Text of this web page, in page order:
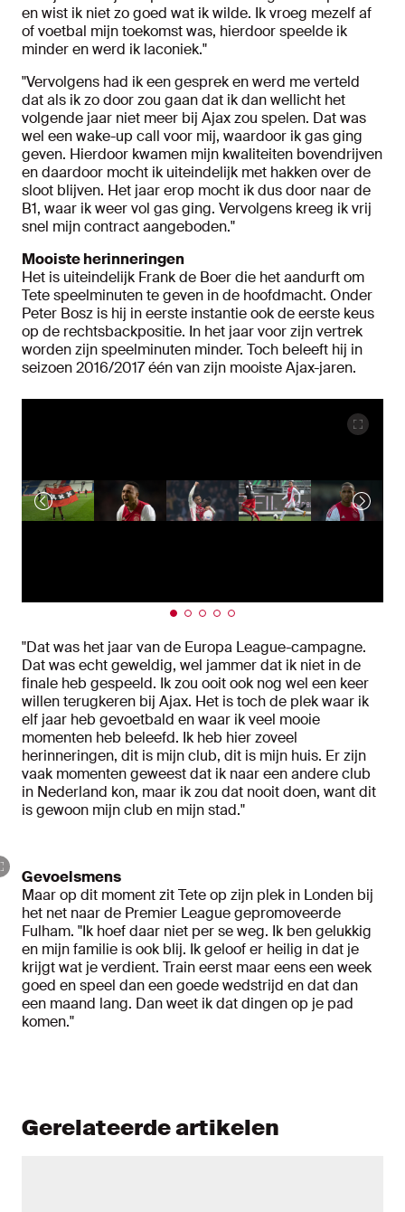
en wist ik niet zo goed wat ik wilde. Ik vroeg mezelf af
of voetbal mijn toekomst was, hierdoor speelde ik
minder en werd ik laconiek."
"Vervolgens had ik een gesprek en werd me verteld
dat als ik zo door zou gaan dat ik dan wellicht het
volgende jaar niet meer bij Ajax zou spelen. Dat was
wel een wake-up call voor mij, waardoor ik gas ging
geven. Hierdoor kwamen mijn kwaliteiten bovendrijven
en daardoor mocht ik uiteindelijk met hakken over de
sloot blijven. Het jaar erop mocht ik dus door naar de
B1, waar ik weer vol gas ging. Vervolgens kreeg ik vrij
snel mijn contract aangeboden."
Mooiste herinneringen
Het is uiteindelijk Frank de Boer die het aandurft om
Tete speelminuten te geven in de hoofdmacht. Onder
Peter Bosz is hij in eerste instantie ook de eerste keus
op de rechtsbackpositie. In het jaar voor zijn vertrek
worden zijn speelminuten minder. Toch beleeft hij in
seizoen 2016/2017 één van zijn mooiste Ajax-jaren.
"Dat was het jaar van de Europa League-campagne.
Dat was echt geweldig, wel jammer dat ik niet in de
finale heb gespeeld. Ik zou ooit ook nog wel een keer
willen terugkeren bij Ajax. Het is toch de plek waar ik
elf jaar heb gevoetbald en waar ik veel mooie
momenten heb beleefd. Ik heb hier zoveel
herinneringen, dit is mijn club, dit is mijn huis. Er zijn
vaak momenten geweest dat ik naar een andere club
in Nederland kon, maar ik zou dat nooit doen, want dit
is gewoon mijn club en mijn stad."
Gevoelsmens
Maar op dit moment zit Tete op zijn plek in Londen bij
het net naar de Premier League gepromoveerde
Fulham. "Ik hoef daar niet per se weg. Ik ben gelukkig
en mijn familie is ook blij. Ik geloof er heilig in dat je
krijgt wat je verdient. Train eerst maar eens een week
goed en speel dan een goede wedstrijd en dat dan
een maand lang. Dan weet ik dat dingen op je pad
komen."
Gerelateerde artikelen